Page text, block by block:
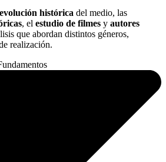
evolución histórica del medio, las
, el estudio de filmes y autores
que abordan distintos géneros,
realización.